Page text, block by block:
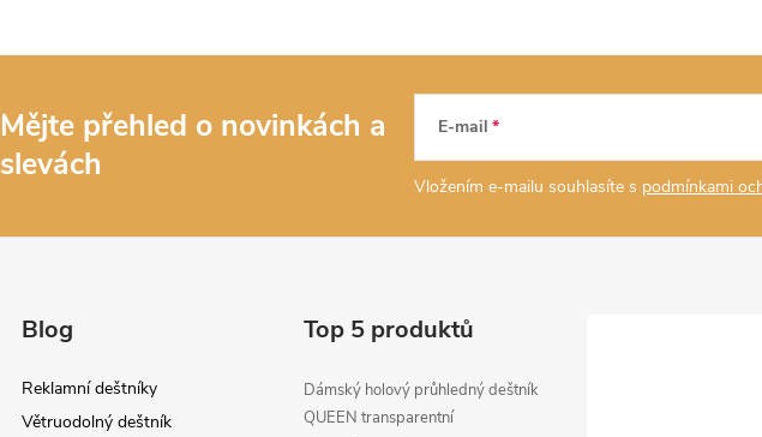
Mějte přehled o novinkách a
slevách
E-mail
Vložením e-mailu souhlasíte s podmínkami
Blog
Reklamní deštníky
Větruodolný deštník
Top 5 produktů
Dámský holový průhledný deštník
QUEEN transparentní